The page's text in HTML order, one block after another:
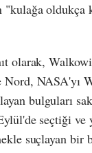
"kulağa
olarak,
Nord, NASA'yı
bulguları
seçtiği ve
suçlayan bir